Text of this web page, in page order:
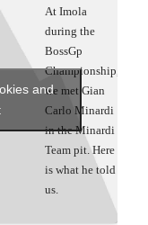
At Imola
during the
BossGp
Championship,
we met Gian
Carlo Minardi
in the Minardi
Team pit. Here
is what he told
us.
and